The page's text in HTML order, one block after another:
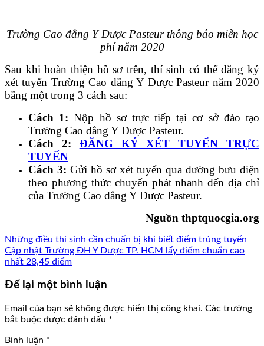
Trường Cao đẳng Y Dược Pasteur thông báo miễn học
phí năm 2020
Sau khi hoàn thiện hồ sơ trên, thí sinh có thể đăng ký
xét tuyển Trường Cao đẳng Y Dược Pasteur năm 2020
bằng một trong 3 cách sau:
Cách 1: Nộp hồ sơ trực tiếp tại cơ sở đào tạo
Trường Cao đẳng Y Dược Pasteur.
Cách 2:
ĐĂNG KÝ XÉT TUYỂN TRỰC
TUYẾN
Cách 3: Gửi hồ sơ xét tuyển qua đường bưu điện
theo phương thức chuyển phát nhanh đến địa chỉ
của Trường Cao đẳng Y Dược Pasteur.
Nguồn thptquocgia.org
Những điều thí sinh cần chuẩn bị khi biết điểm trúng tuyển
Cập nhật Trường ĐH Y Dược TP. HCM lấy điểm chuẩn cao
nhất 28,45 điểm
Để lại một bình luận
Email của bạn sẽ không được hiển thị công khai. Các trường
bắt buộc được đánh dấu *
Bình luận *